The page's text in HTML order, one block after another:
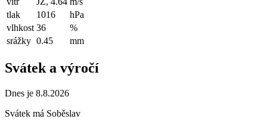
tlak
1016
hPa
vlhkost 36
%
srážky 0.45 mm
Svátek a výročí
Dnes je 8.8.2026
Svátek má Soběslav